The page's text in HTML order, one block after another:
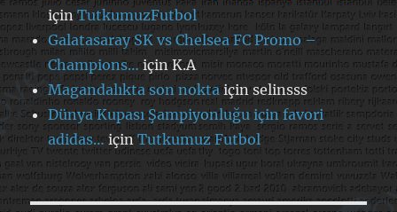
içinTutkumuzFutbol
Galatasaray SK vs Chelsea FC Promo –
Champions…içinK.A
Magandalıkta son nokta içinselinsss
Dünya Kupası Şampiyonluğu için favori
adidas… içinTutkumuz Futbol